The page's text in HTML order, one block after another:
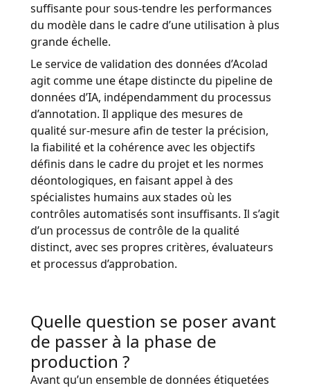
suffisante pour sous-tendre les performances
du modèle dans le cadre d’une utilisation à plus
grande échelle.
Le service de validation des données d’Acolad
agit comme une étape distincte du pipeline de
données d’IA, indépendamment du processus
d’annotation. Il applique des mesures de
qualité sur-mesure afin de tester la précision,
la fiabilité et la cohérence avec les objectifs
définis dans le cadre du projet et les normes
déontologiques, en faisant appel à des
spécialistes humains aux stades où les
contrôles automatisés sont insuffisants. Il s’agit
d’un processus de contrôle de la qualité
distinct, avec ses propres critères, évaluateurs
et processus d’approbation.
Quelle question se poser avant
de passer à la phase de
production ?
Avant qu’un ensemble de données étiquetées